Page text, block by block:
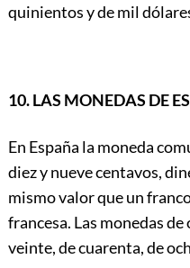
quinientos y de mil
10. LAS MONEDAS DE
En España la moneda
diez y nueve centavos,
mismo valor que un
francesa. Las monedas
veinte, de cuarenta, de